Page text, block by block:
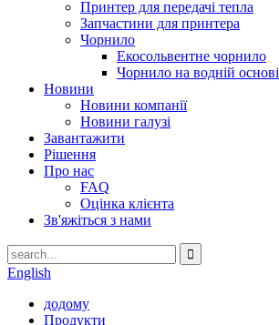
Принтер для передачі тепла
Запчастини для принтера
Чорнило
Екосольвентне чорнило
Чорнило на водній основі
Новини
Новини компанії
Новини галузі
Завантажити
Рішення
Про нас
FAQ
Оцінка клієнта
Зв'яжіться з нами
English
додому
Продукти